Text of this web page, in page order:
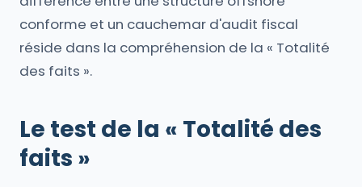
conforme et un cauchemar d'audit fiscal
réside dans la compréhension de la « Totalité
des faits ».
Le test de la « Totalité des
faits »